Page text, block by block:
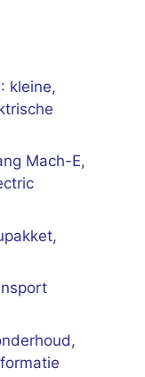
kleine,
Mach-E,